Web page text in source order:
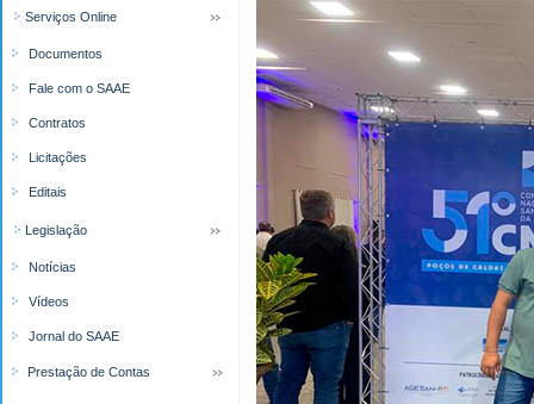
Serviços Online
Documentos
Fale com o SAAE
Contratos
Licitações
Editais
Legislação
Notícias
Vídeos
Jornal do SAAE
Prestação de Contas